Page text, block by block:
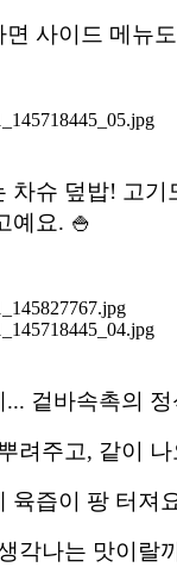
사이드 메뉴
차슈 덮밥! 고
예요. 🍚
겉바속촉의
려주고, 같이
육즙이 팡 터져
각나는 맛이랄